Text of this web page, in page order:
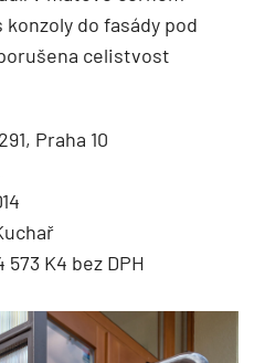
do fasády pod
celistvost
Praha 10
K4 bez DPH